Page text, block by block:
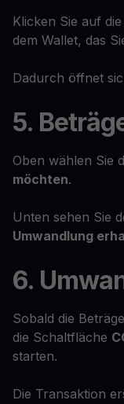
Klicken Sie auf
dem Wallet, das
Dadurch öffnet
5.
Oben wählen Sie
möchten.
Unten sehen Sie
Umwandlung
6.
Sobald die
die Schaltfläche
starten.
Die Transaktion